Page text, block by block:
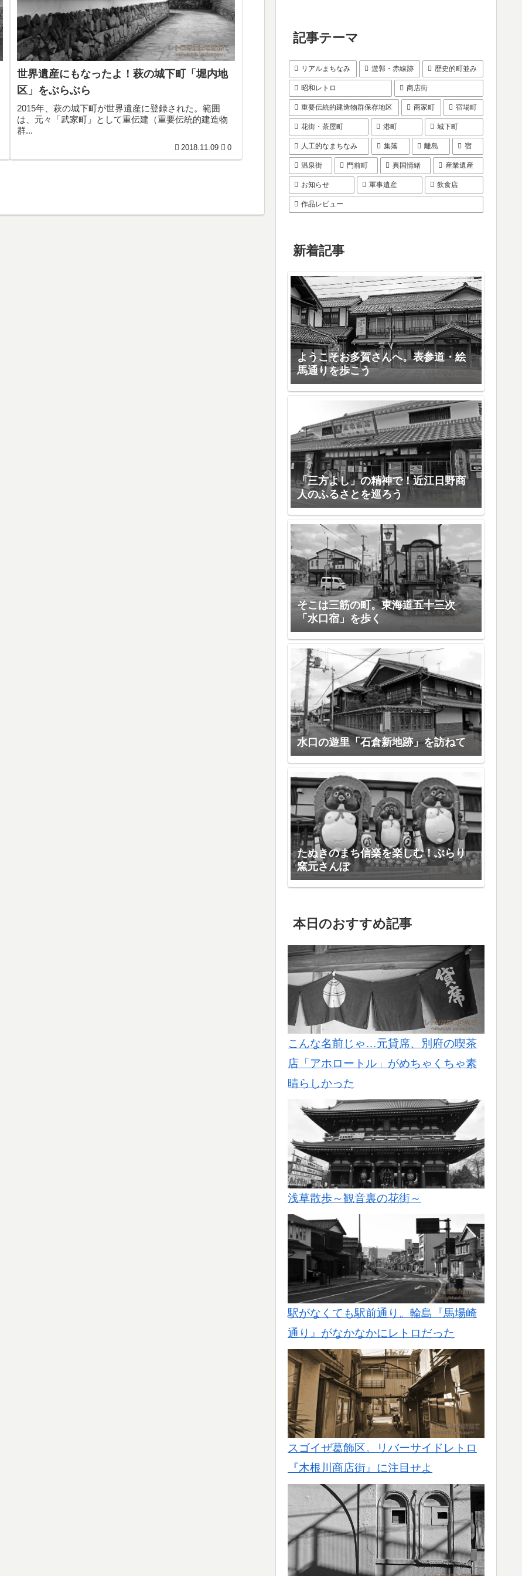
世界遺産にもなったよ！萩の城下町「堀内地
区」をぶらぶら
2015年、萩の城下町が世界遺産に登録された。範囲
は、元々「武家町」として重伝建（重要伝統的建造物
群...
2018.11.09 0
記事テーマ
リアルまちなみ 遊郭・赤線跡 歴史的町並み
昭和レトロ 商店街
重要伝統的建造物群保存地区 商家町 宿場町
花街・茶屋町 港町 城下町
人工的なまちなみ 集落 離島 宿
温泉街 門前町 異国情緒 産業遺産
お知らせ 軍事遺産 飲食店
作品レビュー
新着記事
ようこそお多賀さんへ。表参道・絵
馬通りを歩こう
「三方よし」の精神で！近江日野商
人のふるさとを巡ろう
そこは三筋の町。東海道五十三次
「水口宿」を歩く
水口の遊里「石倉新地跡」を訪ねて
たぬきのまち信楽を楽しむ！ぶらり
窯元さんぽ
本日のおすすめ記事
こんな名前じゃ…元貸席、別府の喫茶
店「アホロートル」がめちゃくちゃ素
晴らしかった
浅草散歩～観音裏の花街～
駅がなくても駅前通り。輪島『馬場崎
通り』がなかなかにレトロだった
スゴイぜ葛飾区。リバーサイドレトロ
『木根川商店街』に注目せよ